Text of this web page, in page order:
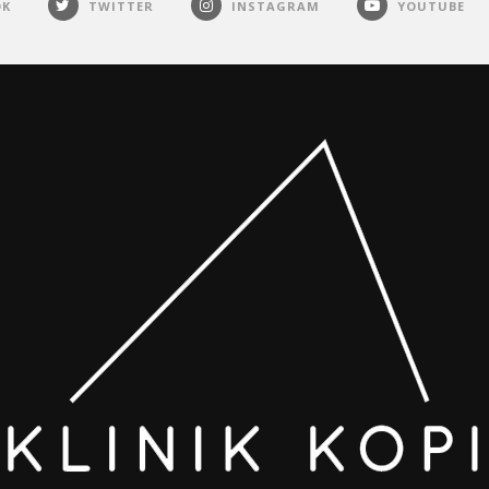
TWITTER INSTAGRAM YOUTUBE